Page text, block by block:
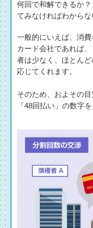
何回で和解できるか
てみなければわからな
一般的にいえば、消
カード会社であれば
者は少なく、ほとん
応じてくれます。
そのため、およその
「48回払い」の数字